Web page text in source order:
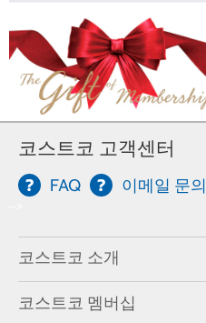
코스트코 고객센터
FAQ 이메일 문의
코스트코 소개
코스트코 멤버십